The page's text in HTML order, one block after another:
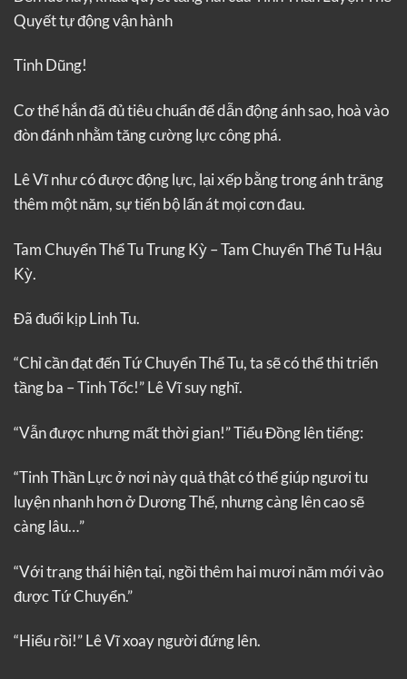
Quyết tự động vận hành
Tinh Dũng!
Cơ thể hắn đã đủ tiêu chuẩn để dẫn động ánh sao, hoà vào
đòn đánh nhằm tăng cường lực công phá.
Lê Vĩ như có được động lực, lại xếp bằng trong ánh trăng
thêm một năm, sự tiến bộ lấn át mọi cơn đau.
Tam Chuyển Thể Tu Trung Kỳ – Tam Chuyển Thể Tu Hậu
Kỳ.
Đã đuổi kịp Linh Tu.
“Chỉ cần đạt đến Tứ Chuyển Thể Tu, ta sẽ có thể thi triển
tầng ba – Tinh Tốc!” Lê Vĩ suy nghĩ.
“Vẫn được nhưng mất thời gian!” Tiểu Đồng lên tiếng:
“Tinh Thần Lực ở nơi này quả thật có thể giúp ngươi tu
luyện nhanh hơn ở Dương Thế, nhưng càng lên cao sẽ
càng lâu…”
“Với trạng thái hiện tại, ngồi thêm hai mươi năm mới vào
được Tứ Chuyển.”
“Hiểu rồi!” Lê Vĩ xoay người đứng lên.